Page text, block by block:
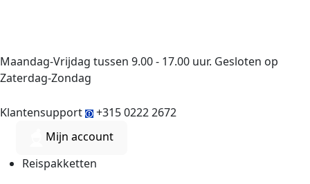
Maandag-Vrijdag tussen 9.00 - 17.00 uur. Gesloten op
Zaterdag-Zondag
Klantensupport
+315 0222 2672
Mijn account
Reispakketten